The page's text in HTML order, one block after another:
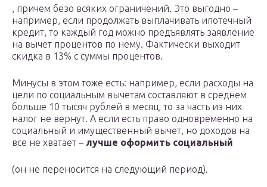
, причем безо всяких ограничений. Это выгодно –
например, если продолжать выплачивать ипотечный
кредит, то каждый год можно предъявлять заявление
на вычет процентов по нему. Фактически выходит
скидка в 13% с суммы процентов.
Минусы в этом тоже есть: например, если расходы на
цели по социальным вычетам составляют в среднем
больше 10 тысяч рублей в месяц, то за часть из них
налог не вернут. А если есть право одновременно на
социальный и имущественный вычет, но доходов на
все не хватает – лучше оформить социальный
(он не переносится на следующий период).